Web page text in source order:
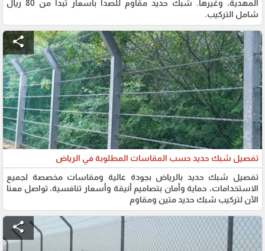
المهدية، وغيرها. شبك حديد مقاوم للصدأ بأسعار تبدأ من 80 ريال
شامل التركيب.
share
تفصيل شبك حديد حسب المقاسات المطلوبة في الرياض
تفصيل شبك حديد بالرياض بجودة عالية ومقاسات مخصصة لجميع
الاستخدامات، حماية وأمان بتصاميم أنيقة وأسعار تنافسية، تواصل معنا
الآن لتركيب شبك حديد متين ومقاوم
share